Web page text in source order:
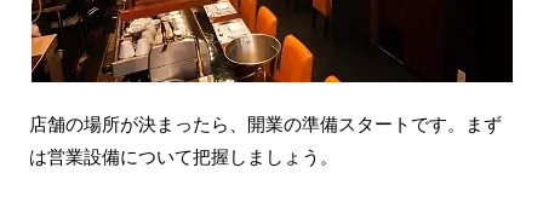
店舗の場所が決まったら、開業の準備スタートです。まず
は営業設備について把握しましょう。